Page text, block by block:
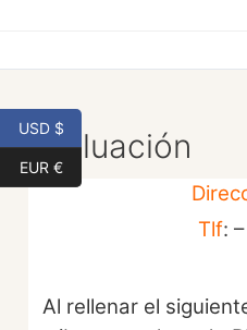
Evaluación
Tlf: –
Al rellenar el
USD $
EUR €